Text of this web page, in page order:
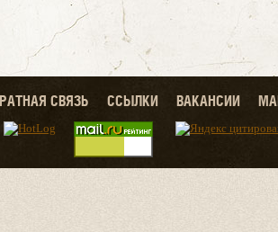
СВЯЗЬ ССЫЛКИ ВАКАНСИИ